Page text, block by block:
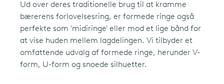
Ud over deres traditionelle brug til at kramme
bærerens forlovelsesring, er formede ringe også
perfekte som 'midiringe' eller mod et lige bånd for
at vise huden mellem lagdelingen. Vi tilbyder et
omfattende udvalg af formede ringe, herunder V-
form, U-form og snoede silhuetter.